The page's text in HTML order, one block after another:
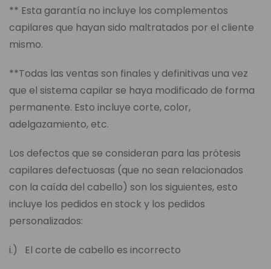
** Esta garantía no incluye los complementos
capilares que hayan sido maltratados por el cliente
mismo.
**Todas las ventas son finales y definitivas una vez
que el sistema capilar se haya modificado de forma
permanente. Esto incluye corte, color,
adelgazamiento, etc.
Los defectos que se consideran para las prótesis
capilares defectuosas (que no sean relacionados
con la caída del cabello) son los siguientes, esto
incluye los pedidos en stock y los pedidos
personalizados:
i.) El corte de cabello es incorrecto